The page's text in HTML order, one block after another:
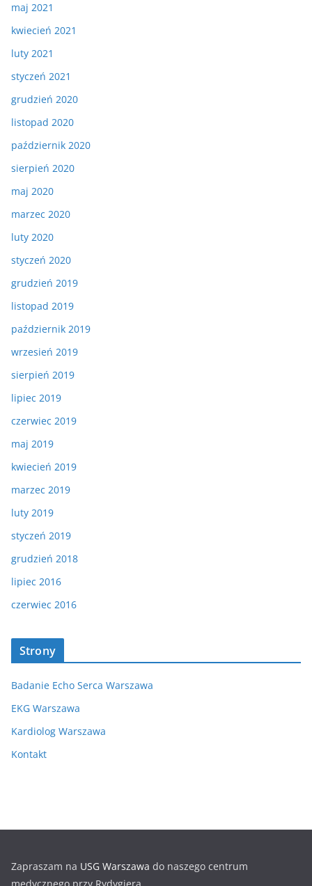
maj 2021
kwiecień 2021
luty 2021
styczeń 2021
grudzień 2020
listopad 2020
październik 2020
sierpień 2020
maj 2020
marzec 2020
luty 2020
styczeń 2020
grudzień 2019
listopad 2019
październik 2019
wrzesień 2019
sierpień 2019
lipiec 2019
czerwiec 2019
maj 2019
kwiecień 2019
marzec 2019
luty 2019
styczeń 2019
grudzień 2018
lipiec 2016
czerwiec 2016
Strony
Badanie Echo Serca Warszawa
EKG Warszawa
Kardiolog Warszawa
Kontakt
Zapraszam na USG Warszawa do naszego centrum